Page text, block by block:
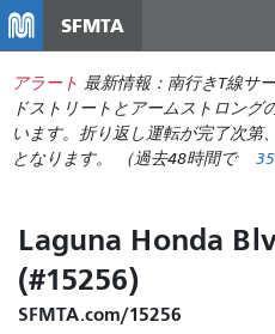
SFMTA
アラート 最新情報：南行きT線サ
ドストリートとアームストロング
います。折り返し運転が完了次第
となります。 （過去48時間で
Laguna Honda
(#15256)
SFMTA.com/15256